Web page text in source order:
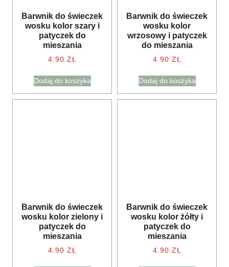
Barwnik do świeczek
wosku kolor szary i
patyczek do
mieszania
4.90 ZŁ
Dodaj do koszyka
Barwnik do świeczek
wosku kolor
wrzosowy i patyczek
do mieszania
4.90 ZŁ
Dodaj do koszyka
Barwnik do świeczek
wosku kolor zielony i
patyczek do
mieszania
4.90 ZŁ
Barwnik do świeczek
wosku kolor żółty i
patyczek do
mieszania
4.90 ZŁ